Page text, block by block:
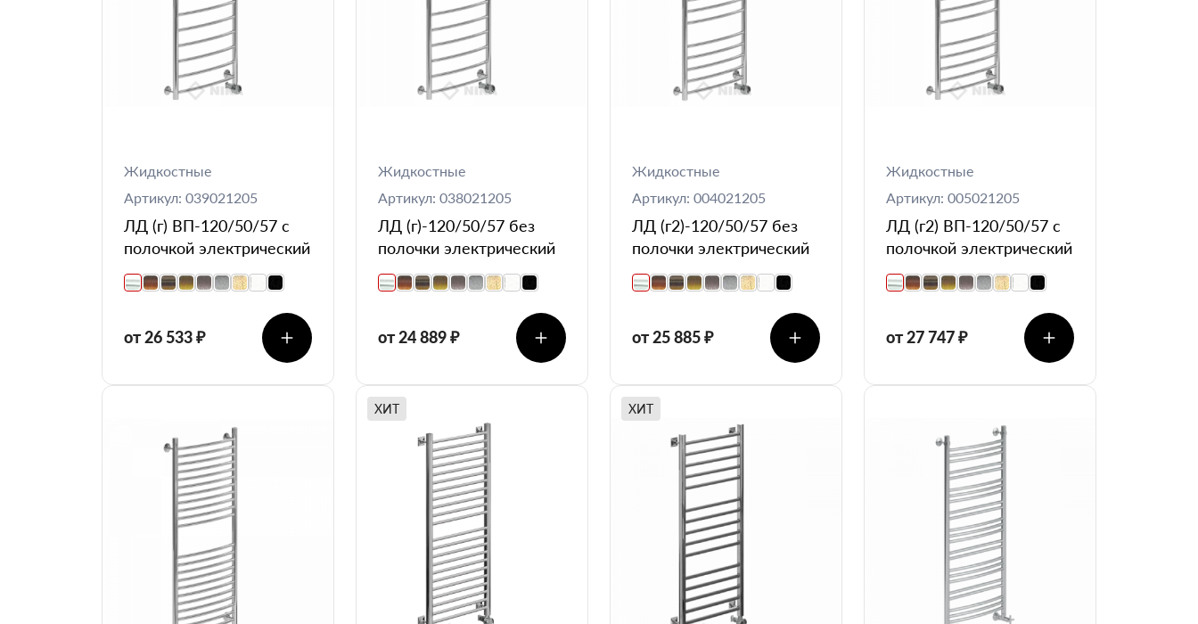
Жидкостные
Артикул: 039021205
ЛД (г) ВП-120/50/57 с
полочкой электрический
от 26 533 ₽
Жидкостные
Артикул: 038021205
ЛД (г)-120/50/57 без
полочки электрический
от 24 889 ₽
Жидкостные
Артикул: 004021205
ЛД (г2)-120/50/57 без
полочки электрический
от 25 885 ₽
Жидкостные
Артикул: 005021205
ЛД (г2) ВП-120/50/57 с
полочкой электрический
от 27 747 ₽
ХИТ ХИТ